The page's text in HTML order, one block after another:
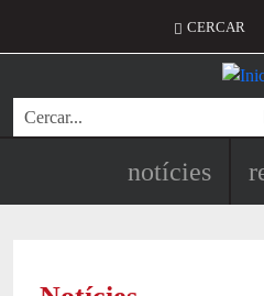
Menú
CERCAR
Cerca
Navegació
notícies